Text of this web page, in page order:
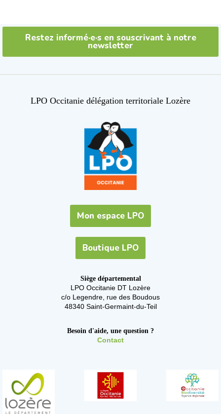
Restez informé·e·s en souscrivant à notre
newsletter
LPO Occitanie délégation territoriale Lozère
Mon espace LPO
Boutique LPO
Siège départemental
LPO Occitanie DT Lozère
c/o Legendre, rue des Boudous
48340 Saint-Germaint-du-Teil
Besoin d'aide, une question ?
Contact